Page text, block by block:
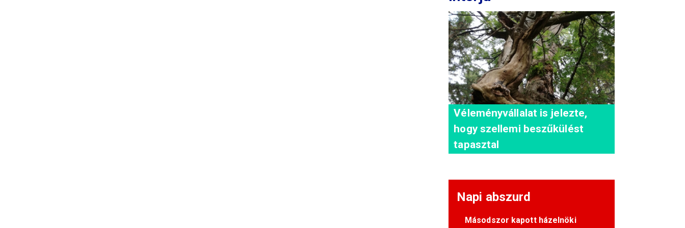
Véleményvállalat is jelezte,
hogy szellemi beszűkülést
tapasztal
Napi abszurd
Másodszor kapott házelnöki